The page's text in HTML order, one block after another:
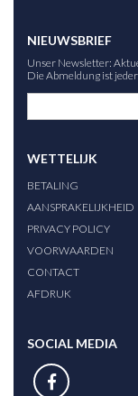
NIEUWSBRIEF
Unser Newsletter:
Die Abmeldung ist
WETTELIJK
BETALING
AANSPRAKELIJKHEID
PRIVACY POLICY
VOORWAARDEN
CONTACT
AFDRUK
SOCIAL MEDIA